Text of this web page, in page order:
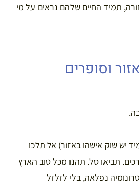
תמיד החיים שלהם נראים על מי
וסופרים
יש שוק אישהו באזור) אל תלכו
תביאו סל. תהנו מכל טוב הארץ
נפלאה, בלי לזלזל